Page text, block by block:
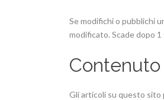
Se modifichi o pubblichi
modificato. Scade dopo 1
Gli articoli su questo sito